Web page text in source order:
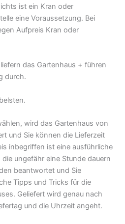
ist ein Kran oder
eine Voraussetzung. Bei
Aufpreis Kran oder
das Gartenhaus + führen
durch.
wird das Gartenhaus von
und Sie können die Lieferzeit
inbegriffen ist eine ausführliche
ungefähr eine Stunde dauern
beantwortet und Sie
Tipps und Tricks für die
Geliefert wird genau nach
und die Uhrzeit angeht.